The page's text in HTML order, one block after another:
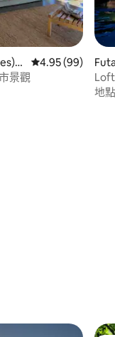
分 5 分）
的
從 99 則評價中
4.95 (99)
景觀
地點